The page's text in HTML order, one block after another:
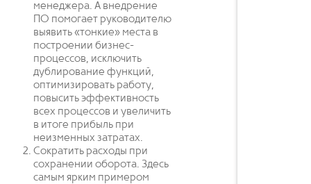
менеджера. А внедрение
ПО помогает руководителю
выявить «тонкие» места в
построении бизнес-
процессов, исключить
дублирование функций,
оптимизировать работу,
повысить эффективность
всех процессов и увеличить
в итоге прибыль при
неизменных затратах.
Сократить расходы при
сохранении оборота. Здесь
самым ярким примером